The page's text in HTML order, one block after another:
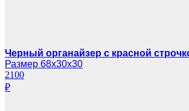
Черный органайзер с красной
Размер 68х30х30
2100
₽